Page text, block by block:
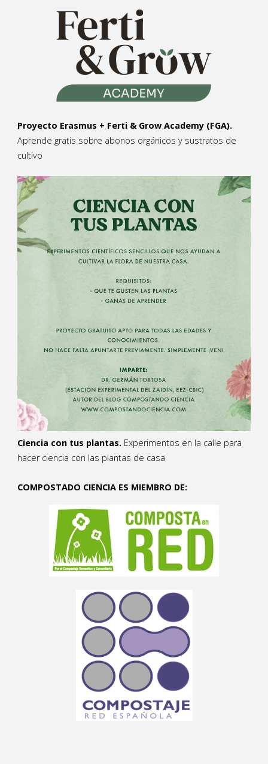
Proyecto Erasmus + Ferti & Grow Academy (FGA).
Aprende gratis sobre abonos orgánicos y sustratos de
cultivo
Ciencia con tus plantas. Experimentos en la calle para
hacer ciencia con las plantas de casa
COMPOSTADO CIENCIA ES MIEMBRO DE: